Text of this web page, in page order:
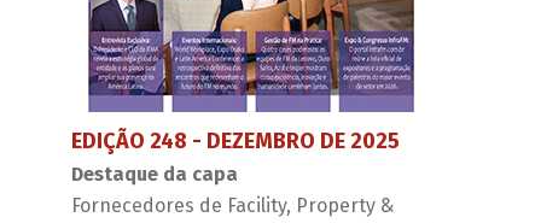
EDIÇÃO 248 - DEZEMBRO DE 2025
Destaque da capa
Fornecedores de Facility, Property &